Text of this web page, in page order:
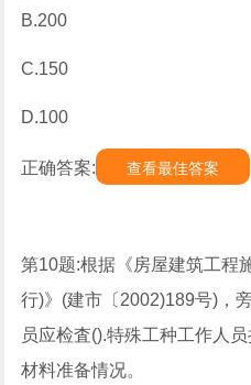
B.200
C.150
D.100
正确答案: 查看最佳答案
第10题:根据《房屋建筑工程
行)》(建市〔2002)189号)，
员应检査().特殊工种工作人
材料准备情况。